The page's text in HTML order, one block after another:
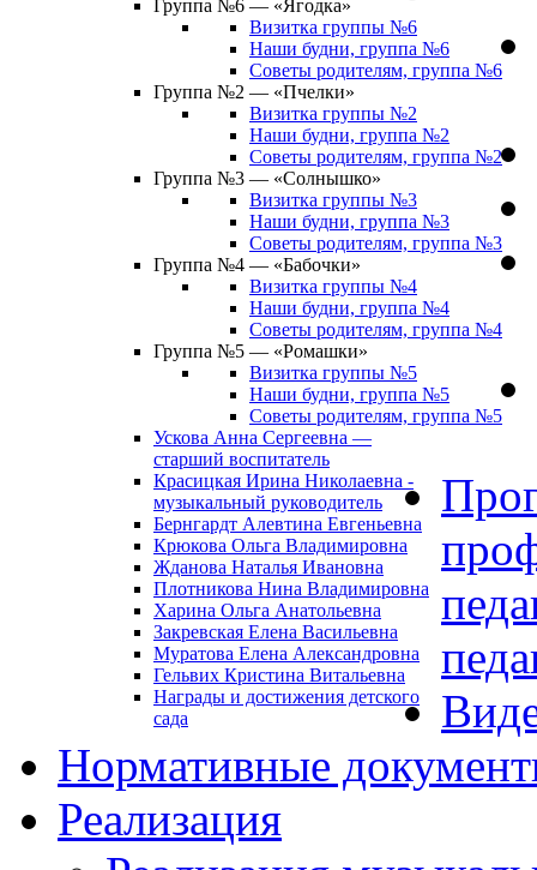
Группа №6 — «Ягодка»
Визитка группы №6
Наши будни, группа №6
Советы родителям, группа №6
Группа №2 — «Пчелки»
Визитка группы №2
Наши будни, группа №2
Советы родителям, группа №2
Группа №3 — «Солнышко»
Визитка группы №3
Наши будни, группа №3
Советы родителям, группа №3
Группа №4 — «Бабочки»
Визитка группы №4
Наши будни, группа №4
Советы родителям, группа №4
Группа №5 — «Ромашки»
Визитка группы №5
Наши будни, группа №5
Советы родителям, группа №5
Ускова Анна Сергеевна —
старший воспитатель
Красицкая Ирина Николаевна -
музыкальный руководитель
Бернгардт Алевтина Евгеньевна
Крюкова Ольга Владимировна
Жданова Наталья Ивановна
Плотникова Нина Владимировна
Харина Ольга Анатольевна
Закревская Елена Васильевна
Муратова Елена Александровна
Гельвих Кристина Витальевна
Награды и достижения детского
сада
Нормативные
Реализация